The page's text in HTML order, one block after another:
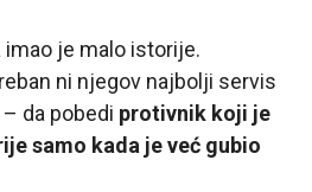
imao je malo istorije.
ni njegov najbolji servis
da pobedi protivnik koji je
samo kada je već gubio